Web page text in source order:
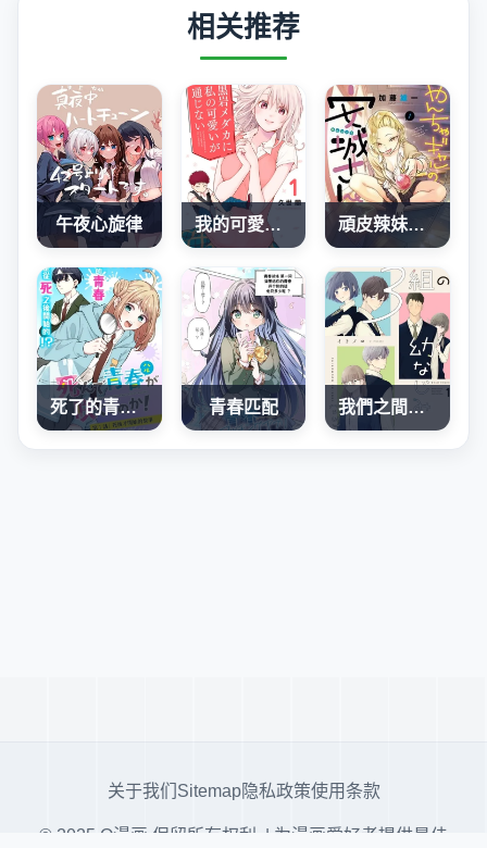
相关推荐
午夜心旋律 我的可愛對黑岩目高不管用 頑皮辣妹安城同學
死了的青春还会盛开吗 青春匹配 我們之間，只差一句喜歡
关于我们 Sitemap隐私政策使用条款
© 2025 Q漫画 保留所有权利. | 为漫画爱好者提供最佳